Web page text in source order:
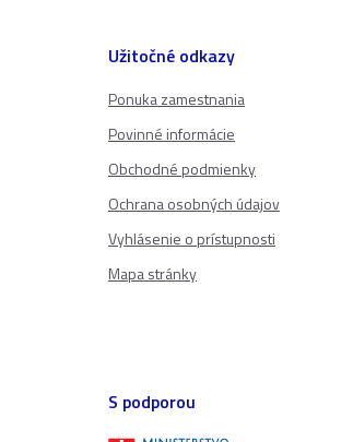
Užitočné odkazy
Ponuka zamestnania
Povinné informácie
Obchodné podmienky
Ochrana osobných údajov
Vyhlásenie o prístupnosti
Mapa stránky
S podporou